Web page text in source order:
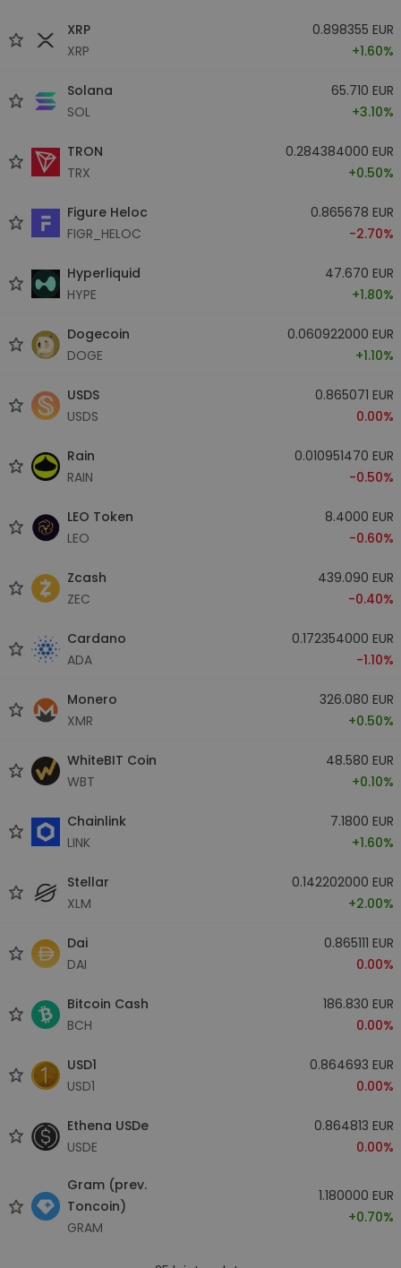
XRP
XRP
0.898355 EUR
+1.60%
Solana
SOL
65.710 EUR
+3.10%
TRON
TRX
0.284384000 EUR
+0.50%
Figure Heloc
FIGR_HELOC
0.865678 EUR
-2.70%
Hyperliquid
HYPE
47.670 EUR
+1.80%
Dogecoin
DOGE
0.060922000 EUR
+1.10%
USDS
USDS
0.865071 EUR
0.00%
Rain
RAIN
0.010951470 EUR
-0.50%
LEO Token
LEO
8.4000 EUR
-0.60%
Zcash
ZEC
439.090 EUR
-0.40%
Cardano
ADA
0.172354000 EUR
-1.10%
Monero
XMR
326.080 EUR
+0.50%
WhiteBIT Coin
WBT
48.580 EUR
+0.10%
Chainlink
LINK
7.1800 EUR
+1.60%
Stellar
XLM
0.142202000 EUR
+2.00%
Dai
DAI
0.865111 EUR
0.00%
Bitcoin Cash
BCH
186.830 EUR
0.00%
USD1
USD1
0.864693 EUR
0.00%
Ethena USDe
USDE
0.864813 EUR
0.00%
Gram (prev.
Toncoin)
GRAM
1.180000 EUR
+0.70%